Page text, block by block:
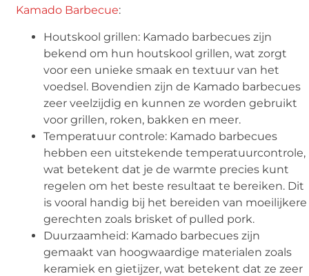
Kamado Barbecue:
Houtskool grillen: Kamado barbecues zijn
bekend om hun houtskool grillen, wat zorgt
voor een unieke smaak en textuur van het
voedsel. Bovendien zijn de Kamado barbecues
zeer veelzijdig en kunnen ze worden gebruikt
voor grillen, roken, bakken en meer.
Temperatuur controle: Kamado barbecues
hebben een uitstekende temperatuurcontrole,
wat betekent dat je de warmte precies kunt
regelen om het beste resultaat te bereiken. Dit
is vooral handig bij het bereiden van moeilijkere
gerechten zoals brisket of pulled pork.
Duurzaamheid: Kamado barbecues zijn
gemaakt van hoogwaardige materialen zoals
keramiek en gietijzer, wat betekent dat ze zeer